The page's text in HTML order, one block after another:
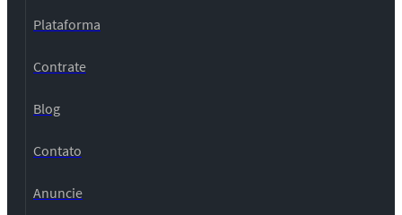
Plataforma
Contrate
Blog
Contato
Anuncie